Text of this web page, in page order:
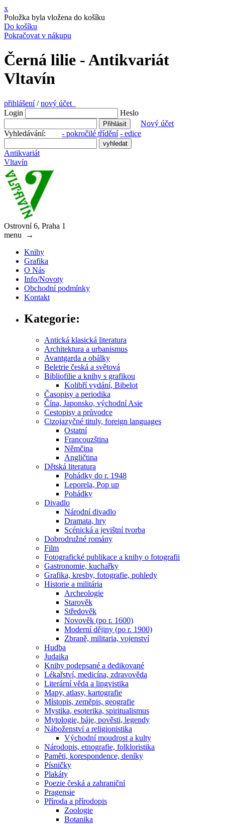
x
Položka byla vložena do košíku
Do košíku
Pokračovat v nákupu
Černá lilie - Antikvariát
Vltavín
přihlášení/nový účet
Login
Heslo
Nový účet
Vyhledávání: - pokročilé třídění - edice
Antikvariát
Vltavín
Ostrovní 6, Praha 1
menu
→
Knihy
Grafika
O Nás
Info/Novoty
Obchodní podmínky
Kontakt
Kategorie:
Antická klasická literatura
Architektura a urbanismus
Avantgarda a obálky
Beletrie česká a světová
Bibliofilie a knihy s grafikou
Kolibří vydání, Bibelot
Časopisy a periodika
Čína, Japonsko, východní Asie
Cestopisy a průvodce
Cizojazyčné tituly, foreign languages
Ostatní
Francouzština
Němčina
Angličtina
Dětská literatura
Pohádky do r. 1948
Leporela, Pop up
Pohádky
Divadlo
Národní divadlo
Dramata, hry
Scénická a jevištní tvorba
Dobrodružné romány
Film
Fotografické publikace a knihy o fotografii
Gastronomie, kuchařky
Grafika, kresby, fotografie, pohledy
Historie a militária
Archeologie
Starověk
Středověk
Novověk (po r. 1600)
Moderní dějiny (po r. 1900)
Zbraně, militaria, vojenství
Hudba
Judaika
Knihy podepsané a dedikované
Lékařství, medicína, zdravověda
Literární věda a lingvistika
Mapy, atlasy, kartografie
Místopis, zeměpis, geografie
Mystika, esoterika, spiritualismus
Mytologie, báje, pověsti, legendy
Náboženství a religionistika
Východní moudrost a kulty
Národopis, etnografie, folkloristika
Paměti, korespondence, deníky
Písničky
Plakáty
Poezie česká a zahraniční
Pragensie
Příroda a přírodopis
Zoologie
Botanika